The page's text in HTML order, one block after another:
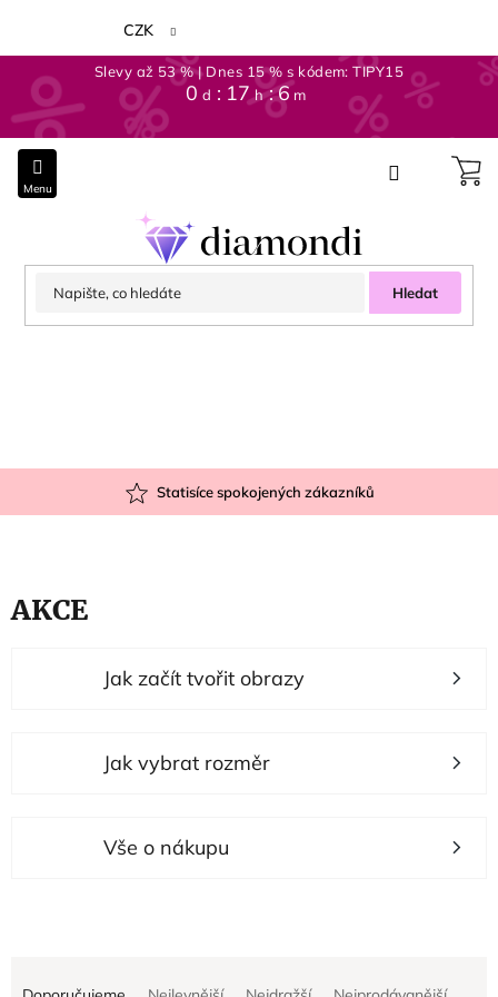
obsah
Slevy až 53 % | Dnes 15 % s kódem: TIPY15
0 d 17h 6 m
CZK
Hledat
Statisíce spokojených zákazníků
AKCE
Jak začít tvořit obrazy
Jak vybrat rozměr
Vše o nákupu